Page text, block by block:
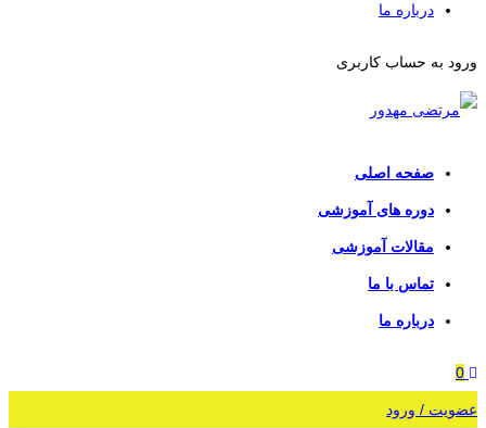
درباره ما
ورود به حساب کاربری
صفحه اصلی
دوره های آموزشی
مقالات آموزشی
تماس با ما
درباره ما
0
عضویت / ورود